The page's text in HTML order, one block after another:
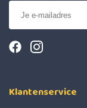
Klantenservice